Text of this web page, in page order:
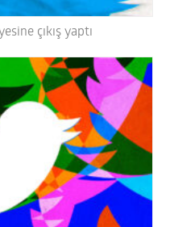
çıkış yaptı